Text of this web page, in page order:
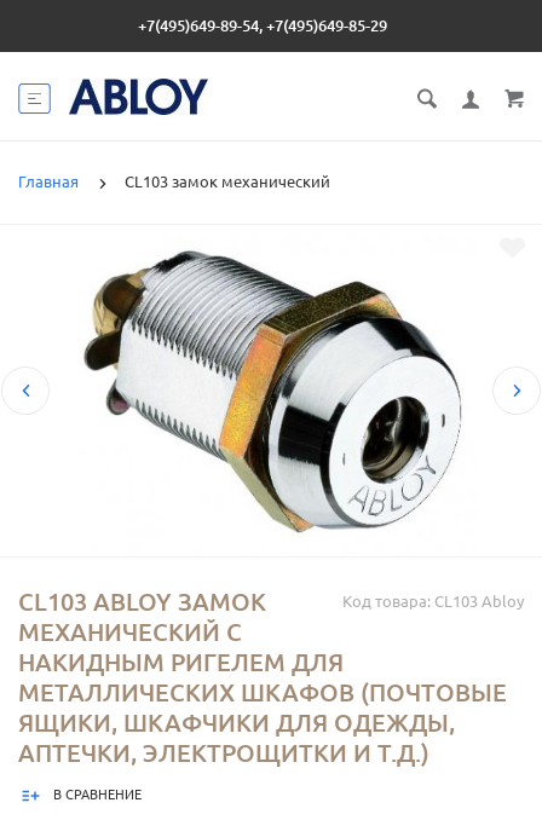
+7(495)649-89-54, +7(495)649-85-29
Главная CL103 замок механический
Код товара: CL103 Abloy
CL103 ABLOY ЗАМОК
МЕХАНИЧЕСКИЙ С
НАКИДНЫМ РИГЕЛЕМ ДЛЯ
МЕТАЛЛИЧЕСКИХ ШКАФОВ (ПОЧТОВЫЕ
ЯЩИКИ, ШКАФЧИКИ ДЛЯ ОДЕЖДЫ,
АПТЕЧКИ, ЭЛЕКТРОЩИТКИ И Т.Д.)
В СРАВНЕНИЕ